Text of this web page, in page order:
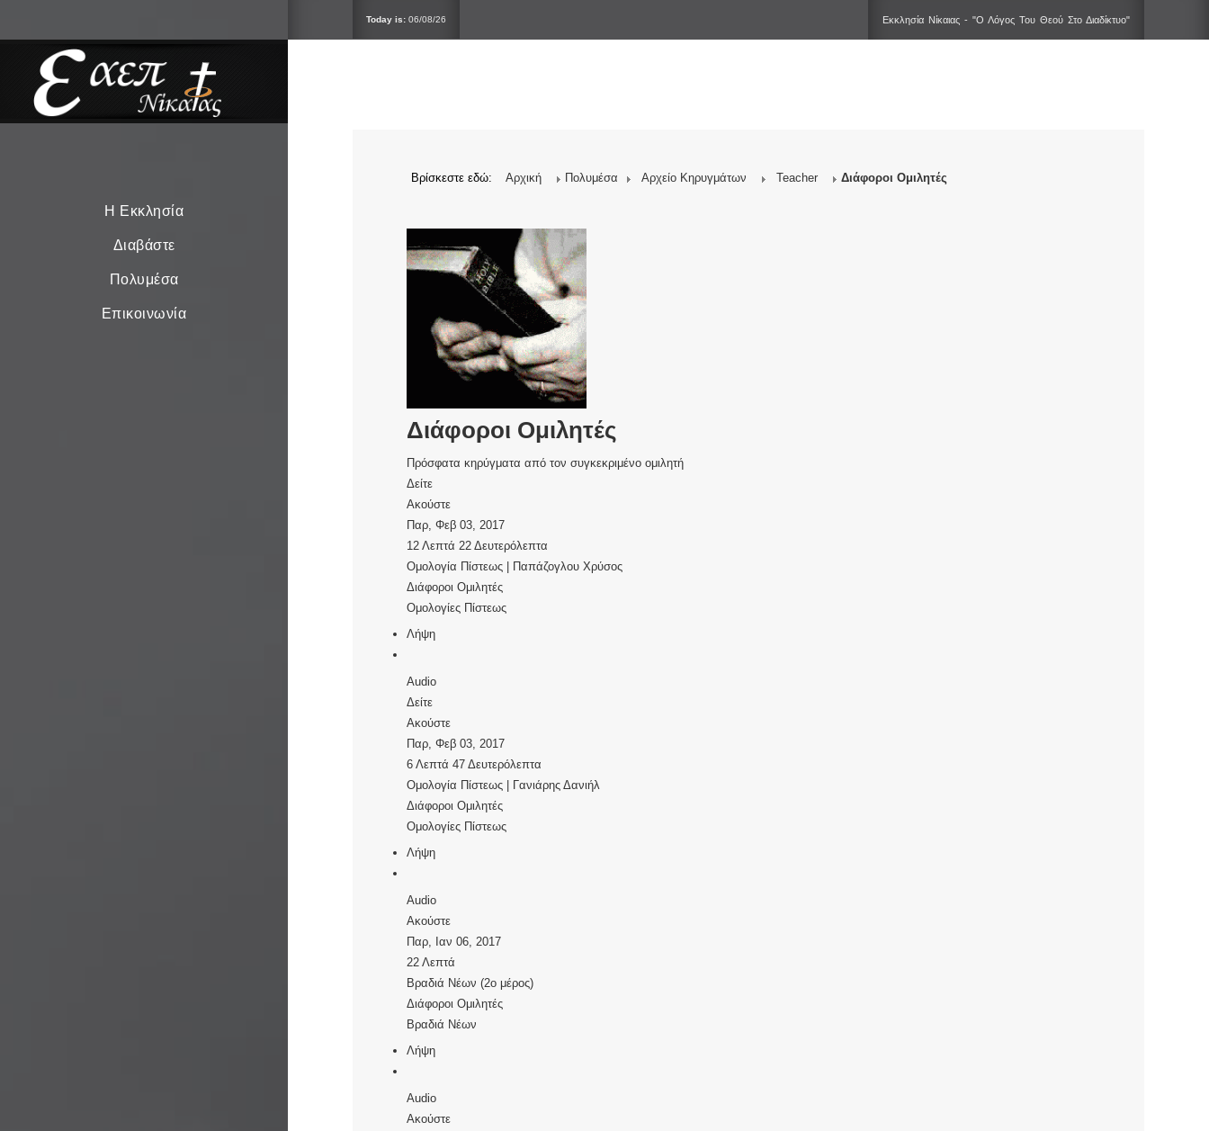
Η Εκκλησία
Διαβάστε
Πολυμέσα
Επικοινωνία
Today is:06/08/26 Εκκλησία Νίκαιας - "Ο Λόγος Του Θεού Στο Διαδίκτυο"
Βρίσκεστε εδώ: Αρχική Πολυμέσα Αρχείο Κηρυγμάτων Teacher Διάφοροι Ομιλητές
Διάφοροι Ομιλητές
Πρόσφατα κηρύγματα από τον συγκεκριμένο ομιλητή
Δείτε
Ακούστε
Παρ, Φεβ 03, 2017
12 Λεπτά 22 Δευτερόλεπτα
Ομολογία Πίστεως | Παπάζογλου Χρύσος
Διάφοροι Ομιλητές
Ομολογίες Πίστεως
Λήψη
Audio
Δείτε
Ακούστε
Παρ, Φεβ 03, 2017
6 Λεπτά 47 Δευτερόλεπτα
Ομολογία Πίστεως | Γανιάρης Δανιήλ
Διάφοροι Ομιλητές
Ομολογίες Πίστεως
Λήψη
Audio
Ακούστε
Παρ, Ιαν 06, 2017
22 Λεπτά
Βραδιά Νέων (2ο μέρος)
Διάφοροι Ομιλητές
Βραδιά Νέων
Λήψη
Audio
Ακούστε